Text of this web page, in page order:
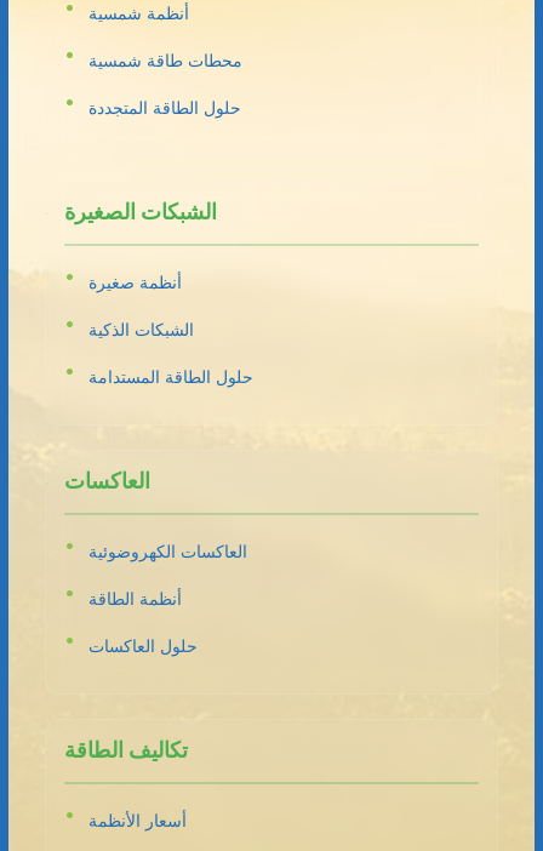
أنظمة شمسية
محطات طاقة شمسية
حلول الطاقة المتجددة
الشبكات الصغيرة
أنظمة صغيرة
الشبكات الذكية
حلول الطاقة المستدامة
العاكسات
العاكسات الكهروضوئية
أنظمة الطاقة
حلول العاكسات
تكاليف الطاقة
أسعار الأنظمة